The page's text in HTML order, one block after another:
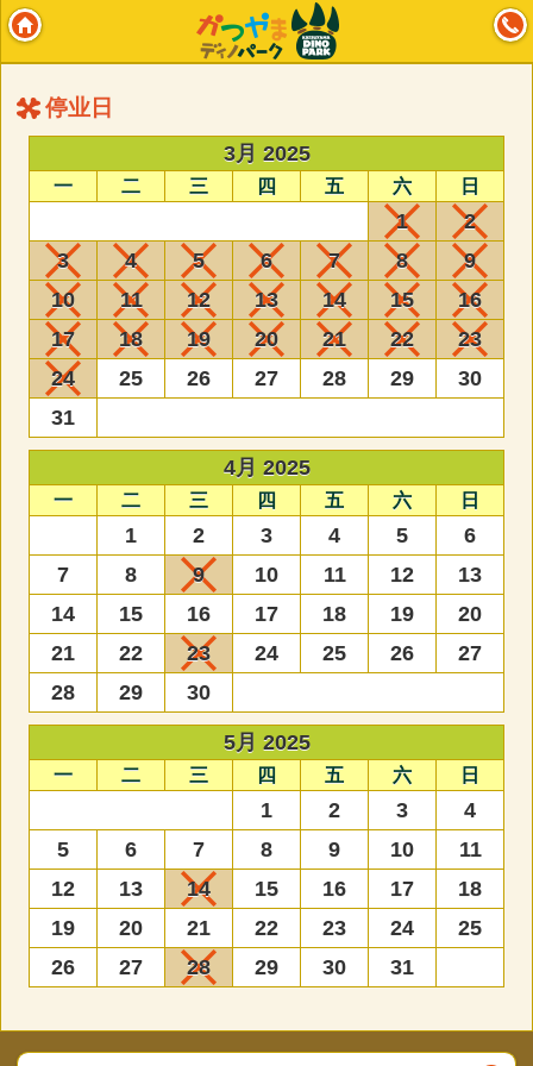
停业日
3月 2025
一 二 三 四 五 六 日
1
2
3
4 5 6 7 8
9
10
11 12 13 14 15
16
17
18 19 20 21 22
23
24
25 26 27 28 29
30
31
4月 2025
一 二 三 四 五 六 日
1 2 3 4 5
6
7
8 9 10 11 12
13
14
15 16 17 18 19
20
21
22 23 24 25 26
27
28
29 30
5月 2025
一 二 三 四 五 六 日
1 2 3
4
5
6 7 8 9 10
11
12
13 14 15 16 17
18
19
20 21 22 23 24
25
26
27 28 29 30 31